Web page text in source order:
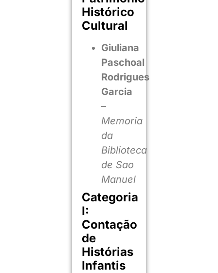
Histórico
Cultural
Giuliana
Paschoal
Rodrigues
Garcia
–
Memoria
da
Biblioteca
de Sao
Manuel
Categoria
I:
Contação
de
Histórias
Infantis